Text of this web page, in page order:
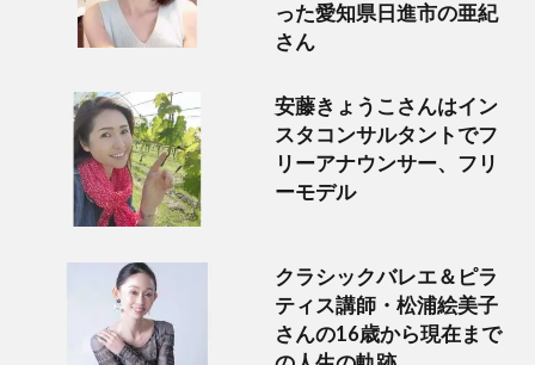
った愛知県日進市の亜紀
さん
安藤きょうこさんはイン
スタコンサルタントでフ
リーアナウンサー、フリ
ーモデル
クラシックバレエ＆ピラ
ティス講師・松浦絵美子
さんの16歳から現在まで